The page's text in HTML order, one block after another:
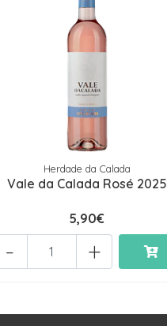
Herdade da Calada
Vale da Calada Rosé 2025
5,90€
+
-